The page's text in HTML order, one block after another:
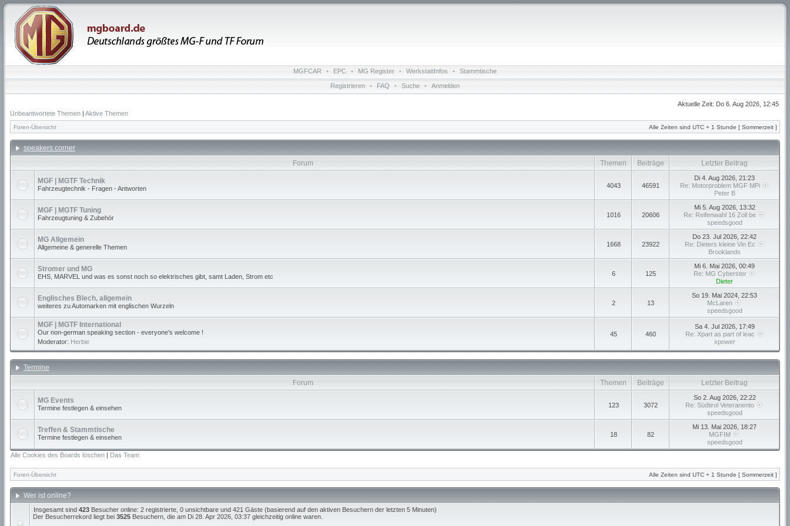
MGFCAR • EPC • MG Register • WerkstattInfos • Stammtische
Registrieren • FAQ • Suche • Anmelden
Aktuelle Zeit: Do 6. Aug 2026, 12:45
Unbeantwortete Themen | Aktive Themen
Foren-Übersicht Alle Zeiten sind UTC + 1 Stunde [ Sommerzeit ]
speakers corner
Forum
Themen Beiträge Letzter Beitrag
MGF | MGTF Technik
Fahrzeugtechnik - Fragen - Antworten 4043 46591
Di 4. Aug 2026, 21:23
Re: Motorproblem MGF MPi
Peter B
MGF | MGTF Tuning
Fahrzeugtuning & Zubehör 1016 20606
Mi 5. Aug 2026, 13:32
Re: Reifenwahl 16 Zoll be
speedsgood
MG Allgemein
Allgemeine & generelle Themen 1668 23922
Do 23. Jul 2026, 22:42
Re: Dieters kleine Vin Ec
Brooklands
Stromer und MG
EHS, MARVEL und was es sonst noch so elektrisches gibt, samt Laden, Strom etc 6 125
Mi 6. Mai 2026, 00:49
Re: MG Cyberster
Dieter
Englisches Blech, allgemein
weiteres zu Automarken mit englischen Wurzeln 2 13
So 19. Mai 2024, 22:53
McLaren
speedsgood
MGF | MGTF International
Our non-german speaking section - everyone's welcome !
Moderator: Herbie
45 460
Sa 4. Jul 2026, 17:49
Re: Xpart as part of leac
xpower
Termine
Forum
Themen Beiträge Letzter Beitrag
MG Events
Termine festlegen & einsehen 123 3072
So 2. Aug 2026, 22:22
Re: Südtirol Veteranento
speedsgood
Treffen & Stammtische
Termine festlegen & einsehen 18 82
Mi 13. Mai 2026, 18:27
MGFIM
speedsgood
Alle Cookies des Boards löschen | Das Team
Foren-Übersicht Alle Zeiten sind UTC + 1 Stunde [ Sommerzeit ]
Wer ist online?
Insgesamt sind 423 Besucher online: 2 registrierte, 0 unsichtbare und 421 Gäste (basierend auf den aktiven Besuchern der letzten 5 Minuten)
Der Besucherrekord liegt bei 3525 Besuchern, die am Di 28. Apr 2026, 03:37 gleichzeitig online waren.